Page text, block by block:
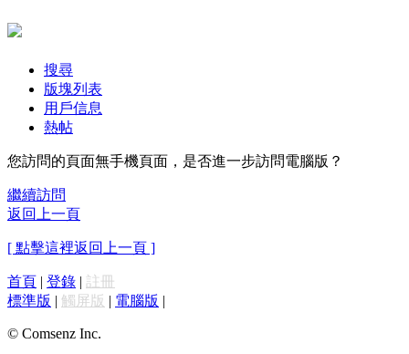
搜尋
版塊列表
用戶信息
熱帖
您訪問的頁面無手機頁面，是否進一步訪問電腦版？
繼續訪問
返回上一頁
[ 點擊這裡返回上一頁 ]
首頁 | 登錄 | 註冊
標準版 | 觸屏版 | 電腦版 |
© Comsenz Inc.